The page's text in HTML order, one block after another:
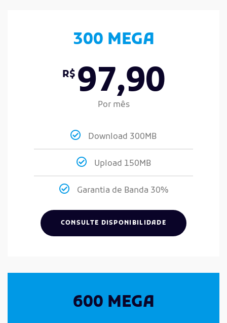
300 MEGA
R$ 97,90
Por mês
Download 300MB
Upload 150MB
Garantia de Banda 30%
CONSULTE DISPONIBILIDADE
600 MEGA